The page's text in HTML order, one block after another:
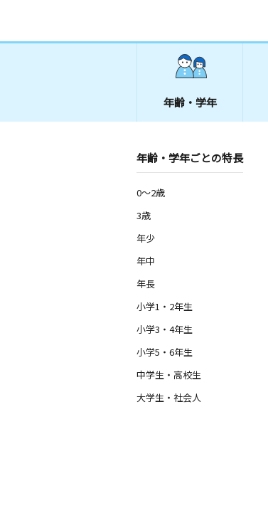
年齢・学年
年齢・学年ごとの特長
0～2歳
3歳
年少
年中
年長
小学1・2年生
小学3・4年生
小学5・6年生
中学生・高校生
大学生・社会人